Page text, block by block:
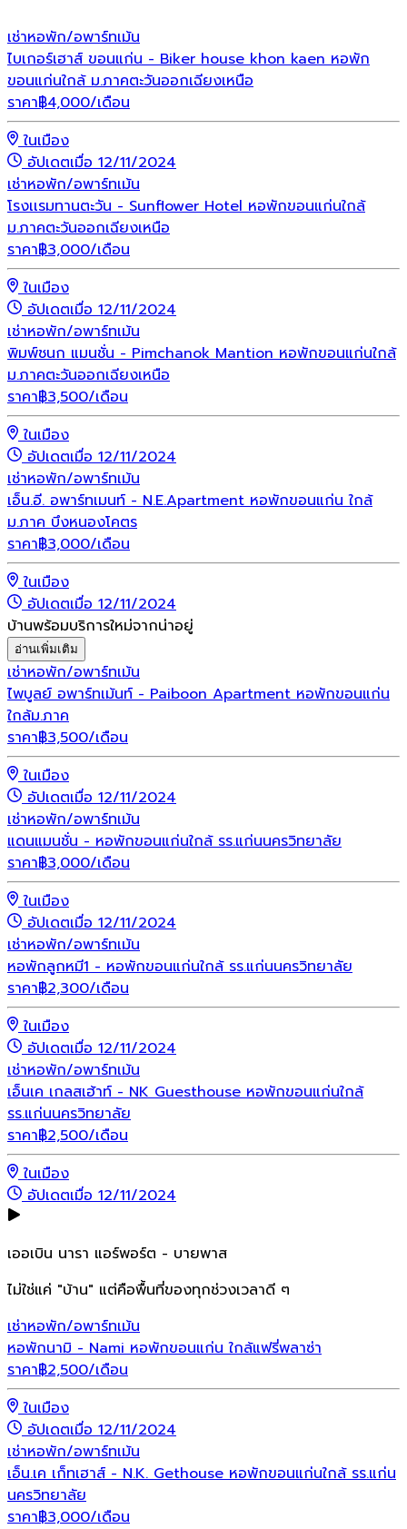
เช่าหอพัก/อพาร์ทเม้น
ไบเกอร์เฮาส์ ขอนแก่น - Biker house khon kaen หอพัก
ขอนแก่นใกล้ ม.ภาคตะวันออกเฉียงเหนือ
ราคา฿4,000/เดือน
ในเมือง
อัปเดตเมื่อ 12/11/2024
เช่าหอพัก/อพาร์ทเม้น
โรงเเรมทานตะวัน - Sunflower Hotel หอพักขอนแก่นใกล้
ม.ภาคตะวันออกเฉียงเหนือ
ราคา฿3,000/เดือน
ในเมือง
อัปเดตเมื่อ 12/11/2024
เช่าหอพัก/อพาร์ทเม้น
พิมพ์ชนก แมนชั่น - Pimchanok Mantion หอพักขอนแก่นใกล้
ม.ภาคตะวันออกเฉียงเหนือ
ราคา฿3,500/เดือน
ในเมือง
อัปเดตเมื่อ 12/11/2024
เช่าหอพัก/อพาร์ทเม้น
เอ็น.อี. อพาร์ทเมนท์ - N.E.Apartment หอพักขอนแก่น ใกล้
ม.ภาค บึงหนองโคตร
ราคา฿3,000/เดือน
ในเมือง
อัปเดตเมื่อ 12/11/2024
บ้านพร้อมบริการใหม่จากน่าอยู่
อ่านเพิ่มเติม
เช่าหอพัก/อพาร์ทเม้น
ไพบูลย์ อพาร์ทเม้นท์ - Paiboon Apartment หอพักขอนแก่น
ใกล้ม.ภาค
ราคา฿3,500/เดือน
ในเมือง
อัปเดตเมื่อ 12/11/2024
เช่าหอพัก/อพาร์ทเม้น
แดนแมนชั่น - หอพักขอนแก่นใกล้ รร.แก่นนครวิทยาลัย
ราคา฿3,000/เดือน
ในเมือง
อัปเดตเมื่อ 12/11/2024
เช่าหอพัก/อพาร์ทเม้น
หอพักลูกหมี1 - หอพักขอนแก่นใกล้ รร.แก่นนครวิทยาลัย
ราคา฿2,300/เดือน
ในเมือง
อัปเดตเมื่อ 12/11/2024
เช่าหอพัก/อพาร์ทเม้น
เอ็นเค เกลสเฮ้าท์ - NK Guesthouse หอพักขอนแก่นใกล้
รร.แก่นนครวิทยาลัย
ราคา฿2,500/เดือน
ในเมือง
อัปเดตเมื่อ 12/11/2024
เออเบิน นารา แอร์พอร์ต - บายพาส
ไม่ใช่แค่ "บ้าน" แต่คือพื้นที่ของทุกช่วงเวลาดี ๆ
เช่าหอพัก/อพาร์ทเม้น
หอพักนามิ - Nami หอพักขอนแก่น ใกล้แฟรี่พลาซ่า
ราคา฿2,500/เดือน
ในเมือง
อัปเดตเมื่อ 12/11/2024
เช่าหอพัก/อพาร์ทเม้น
เอ็น.เค เก็ทเฮาส์ - N.K. Gethouse หอพักขอนแก่นใกล้ รร.แก่น
นครวิทยาลัย
ราคา฿3,000/เดือน